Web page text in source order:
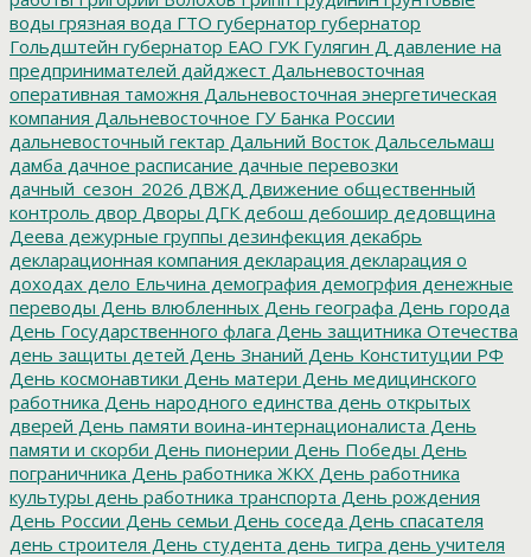
воды грязная вода ГТО губернатор губернатор
Гольдштейн губернатор ЕАО ГУК Гулягин Д давление на
предпринимателей дайджест Дальневосточная
оперативная таможня Дальневосточная энергетическая
компания Дальневосточное ГУ Банка России
дальневосточный гектар Дальний Восток Дальсельмаш
дамба дачное расписание дачные перевозки
дачный_сезон_2026 ДВЖД Движение общественный
контроль двор Дворы ДГК дебош дебошир дедовщина
Деева дежурные группы дезинфекция декабрь
декларационная компания декларация декларация о
доходах дело Ельчина демография демогрфия денежные
переводы День влюбленных День географа День города
День Государственного флага День защитника Отечества
день защиты детей День Знаний День Конституции РФ
День космонавтики День матери День медицинского
работника День народного единства день открытых
дверей День памяти воина-интернационалиста День
памяти и скорби День пионерии День Победы День
пограничника День работника ЖКХ День работника
культуры день работника транспорта День рождения
День России День семьи День соседа День спасателя
день строителя День студента день тигра день учителя